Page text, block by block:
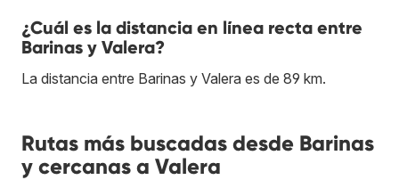
¿Cuál es la distancia en línea recta entre
Barinas y Valera?
La distancia entre Barinas y Valera es de 89 km.
Rutas más buscadas desde Barinas
y cercanas a Valera